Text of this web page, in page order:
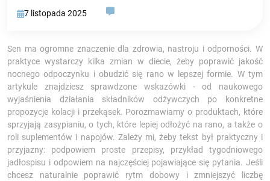
7 listopada 2025
Sen ma ogromne znaczenie dla zdrowia, nastroju i odporności. W
praktyce wystarczy kilka zmian w diecie, żeby poprawić jakość
nocnego odpoczynku i obudzić się rano w lepszej formie. W tym
artykule znajdziesz sprawdzone wskazówki - od naukowego
wyjaśnienia działania składników odżywczych po konkretne
propozycje kolacji i przekąsek. Porozmawiamy o produktach, które
sprzyjają zasypianiu, o tych, które lepiej odłożyć na rano, a także o
roli suplementów i napojów. Zależy mi, żeby tekst był praktyczny i
przyjazny: podpowiem proste przepisy, przykład tygodniowego
jadłospisu i odpowiem na najczęściej pojawiające się pytania. Jeśli
chcesz naturalnie poprawić rytm dobowy i zmniejszyć liczbę